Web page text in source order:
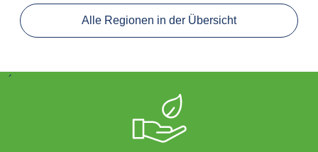
Alle Regionen in der Übersicht
´